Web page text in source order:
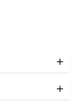
stencil hazırlığı